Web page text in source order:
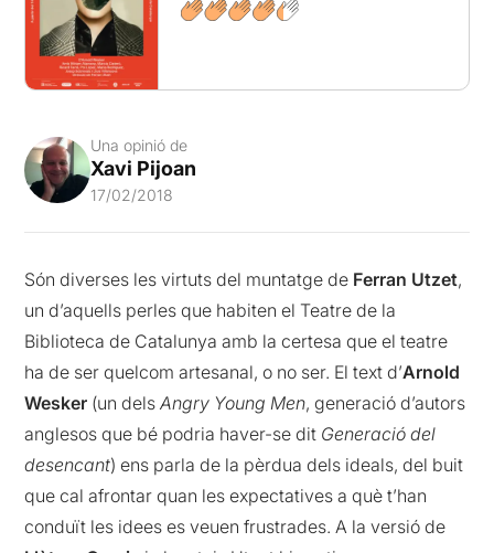
Una opinió de
Xavi Pijoan
17/02/2018
Són diverses les virtuts del muntatge de Ferran Utzet,
un d’aquells perles que habiten el Teatre de la
Biblioteca de Catalunya amb la certesa que el teatre
ha de ser quelcom artesanal, o no ser. El text d’Arnold
Wesker (un delsAngry Young Men, generació d’autors
anglesos que bé podria haver-se dit Generació del
desencant) ens parla de la pèrdua dels ideals, del buit
que cal afrontar quan les expectatives a què t’han
conduït les idees es veuen frustrades. A la versió de